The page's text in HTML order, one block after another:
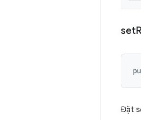
set
Đặt